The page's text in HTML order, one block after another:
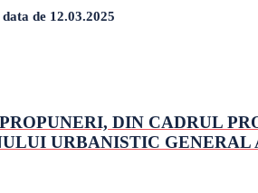
de 12.03.2025
DIN CADRUL
URBANISTIC